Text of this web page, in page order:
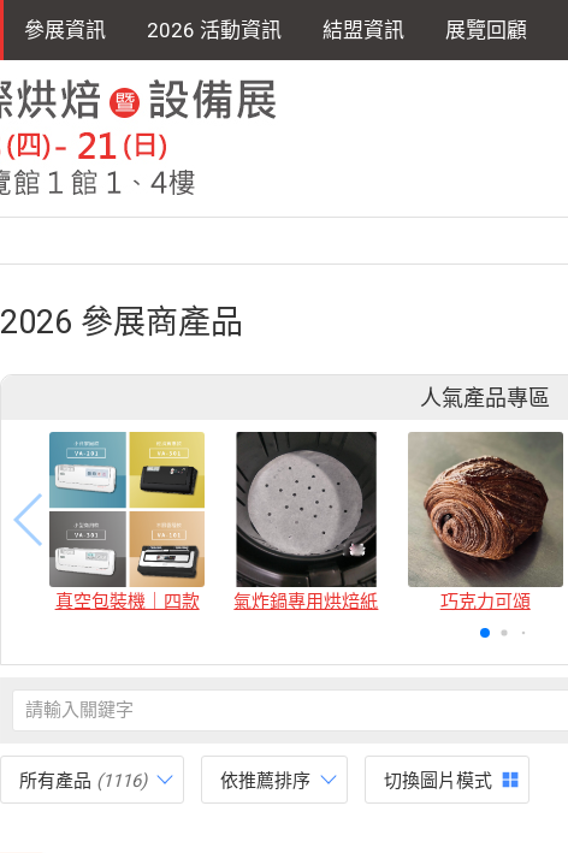
參展資訊 2026 活動資訊 結盟資訊 展覽回顧
2026 參展商產品
人氣產品專區
真空包裝機｜四款 氣炸鍋專用烘焙紙 巧克力可頌
所有產品 (1116) 依推薦排序 切換圖片模式